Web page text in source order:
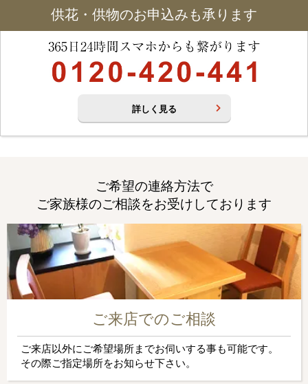
供花・供物のお申込みも承ります
詳しく見る
ご希望の連絡方法で
ご家族様のご相談をお受けしております
ご来店でのご相談
ご来店以外にご希望場所までお伺いする事も可能です。
その際ご指定場所をお知らせ下さい。